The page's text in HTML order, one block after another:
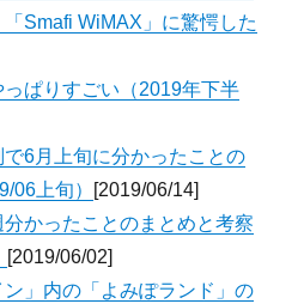
Smafi WiMAX」に驚愕した
ぱりすごい（2019年下半
で6月上旬に分かったことの
06上旬） [2019/06/14]
分かったことのまとめと考察
[2019/06/02]
ン」内の「よみぽランド」の